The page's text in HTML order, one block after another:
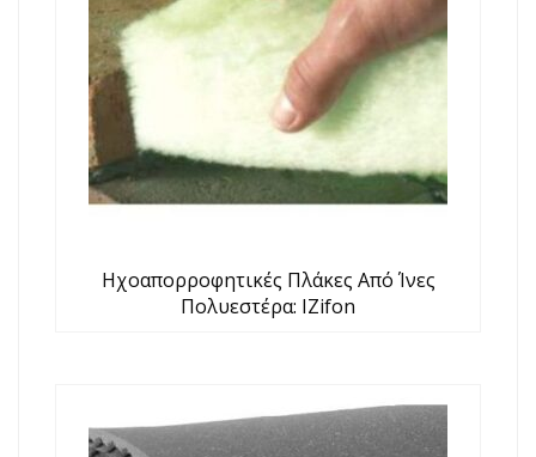
Hχοαπορροφητικές Πλάκες Από Ίνες
Πολυεστέρα: IZifon